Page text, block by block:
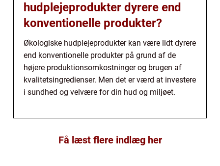
hudplejeprodukter dyrere end
konventionelle produkter?
Økologiske hudplejeprodukter kan være lidt dyrere
end konventionelle produkter på grund af de
højere produktionsomkostninger og brugen af
kvalitetsingredienser. Men det er værd at investere
i sundhed og velvære for din hud og miljøet.
Få læst flere indlæg her